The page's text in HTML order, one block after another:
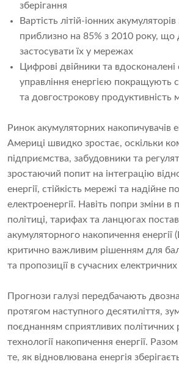
зберігання
Вартість літій-іонних
приблизно на 85% з 2010 року,
застосувати їх у мережах
Цифрові двійники та вдосконалені
управління енергією покращують
та довгострокову продуктивність
Ринок акумуляторних накопичувачів
Америці швидко зростає, оскільки
підприємства, забудовники та
зростаючий попит на інтеграцію
енергії, стійкість мережі та надійне
електроенергії. Навіть попри зміни в
політиці, тарифах та ланцюгах
акумуляторного накопичення енергії
критично важливим рішенням для
та пропозиції в сучасних
Прогнози галузі передбачають
протягом наступного десятиліття,
поєднанням сприятливих політичних
технології накопичення енергії.
те, як відновлювана енергія